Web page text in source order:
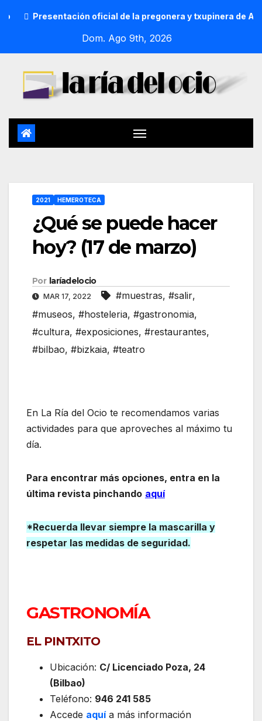
Presentación oficial de la pregonera y txupinera de Aste
Dom. Ago 9th, 2026
2021 HEMEROTECA
¿Qué se puede hacer
hoy? (17 de marzo)
Por laríadelocio
MAR 17, 2022 #muestras, #salir,
#museos, #hosteleria, #gastronomia,
#cultura, #exposiciones, #restaurantes,
#bilbao, #bizkaia, #teatro
En La Ría del Ocio te recomendamos varias
actividades para que aproveches al máximo tu
día.
Para encontrar más opciones, entra en la
última revista pinchando aquí
*Recuerda llevar siempre la mascarilla y
respetar las medidas de seguridad.
GASTRONOMÍA
EL PINTXITO
Ubicación: C/ Licenciado Poza, 24
(Bilbao)
Teléfono: 946 241 585
Accede aquí a más información